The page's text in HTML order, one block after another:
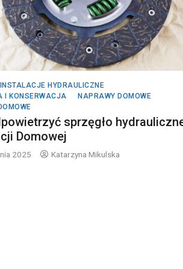
HYDRAULICZNE
I KONSERWACJA
NAPRAWY DOMOWE
sprzęgło
Domowej
2025 Katarzyna Mikulska